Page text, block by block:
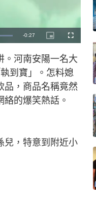
R
i
n
-0:27
P
i
u
e
-
i
n
-
i
c
F
u
s
c
r
e
e
n
。河南安陽一名大
到寶」。怎料媳
，商品名稱竟然
的爆笑熱話。
兒，特意到附近小